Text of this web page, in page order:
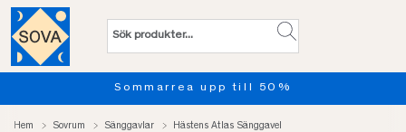
Sommarrea upp till 50%
Hem Sovrum Sänggavlar Hästens Atlas Sänggavel